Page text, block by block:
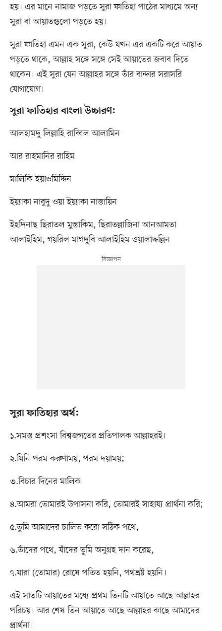
হয়। এর মানে নামাজ পড়তে সুরা ফাতিহা পাঠের মাধ্যমে অন্য
সুরা বা আয়াতগুলো পড়তে হয়।
সুরা ফাতিহা এমন এক সুরা, কেউ যখন এর একটি করে আয়াত
পড়তে থাকে, আল্লাহ সঙ্গে সঙ্গে সেই আয়াতের জবাব দিতে
থাকেন। এই সুরা যেন আল্লাহর সঙ্গে তাঁর বান্দার সরাসরি
যোগাযোগ।
সুরা ফাতিহার বাংলা উচ্চারণ:
আলহামদু লিল্লাহি রাব্বিল আলামিন
আর রাহমানির রাহিম
মালিকি ইয়াওমিদ্দিন
ইয়্যাকা নাবুদু ওয়া ইয়্যাকা নাস্তায়িন
ইহদিনাছ ছিরাতল মুস্তাকিম, ছিরাতল্লাজিনা আনআমতা
আলাইহিম, গয়রিল মাগদুবি আলাইহিম ওয়ালাদ্দল্লিন
সুরা ফাতিহার অর্থ:
১.সমস্ত প্রশংসা বিশ্বজগতের প্রতিপালক আল্লাহরই।
২.যিনি পরম করুণাময়, পরম দয়াময়;
৩.বিচার দিনের মালিক।
৪.আমরা তোমারই উপাসনা করি, তোমারই সাহায্য প্রার্থনা করি;
৫.তুমি আমাদের চালিত করো সঠিক পথে,
৬.তাঁদের পথে, যাঁদের তুমি অনুগ্রহ দান করেছ,
৭.যারা (তোমার) রোষে পতিত হয়নি, পথভ্রষ্ট হয়নি।
এই সাতটি আয়াতের মধ্যে প্রথম তিনটি আয়াতে আছে আল্লাহর
পরিচয়। আর শেষ তিন আয়াতে আছে আল্লাহর কাছে আমাদের
প্রার্থনা।